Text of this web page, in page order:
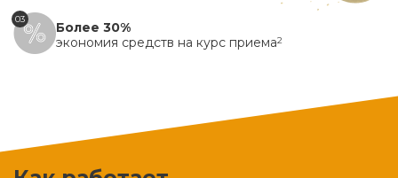
03
Более 30%
экономия средств на курс приема2